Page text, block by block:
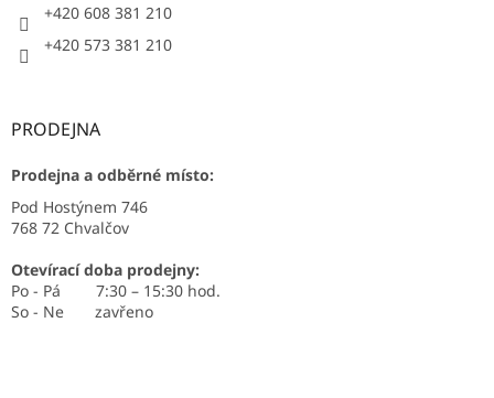
+420 608 381 210
+420 573 381 210
PRODEJNA
Prodejna a odběrné místo:
Pod Hostýnem 746
768 72 Chvalčov
Otevírací doba prodejny:
Po - Pá 7:30 – 15:30 hod.
So - Ne zavřeno